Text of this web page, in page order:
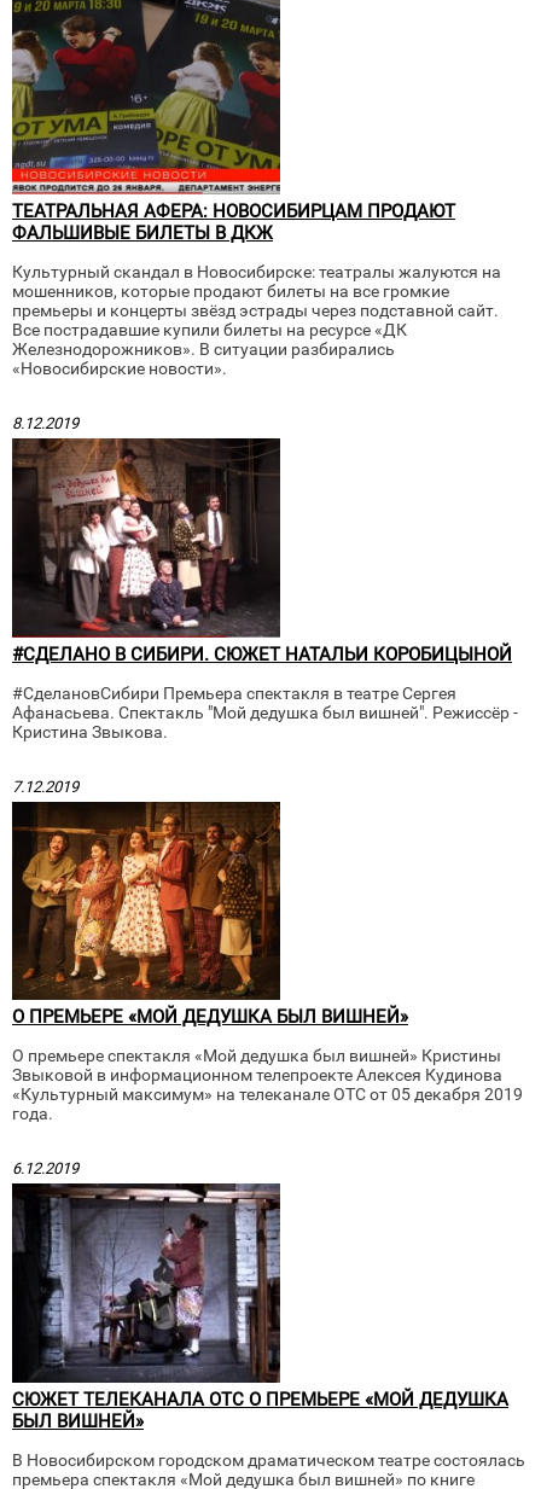
ТЕАТРАЛЬНАЯ АФЕРА: НОВОСИБИРЦАМ ПРОДАЮТ
ФАЛЬШИВЫЕ БИЛЕТЫ В ДКЖ
Культурный скандал в Новосибирске: театралы жалуются на
мошенников, которые продают билеты на все громкие
премьеры и концерты звёзд эстрады через подставной сайт.
Все пострадавшие купили билеты на ресурсе «ДК
Железнодорожников». В ситуации разбирались
«Новосибирские новости».
8.12.2019
#СДЕЛАНО В СИБИРИ. СЮЖЕТ НАТАЛЬИ КОРОБИЦЫНОЙ
#СделановСибири Премьера спектакля в театре Сергея
Афанасьева. Спектакль "Мой дедушка был вишней". Режиссёр -
Кристина Звыкова.
7.12.2019
О ПРЕМЬЕРЕ «МОЙ ДЕДУШКА БЫЛ ВИШНЕЙ»
О премьере спектакля «Мой дедушка был вишней» Кристины
Звыковой в информационном телепроекте Алексея Кудинова
«Культурный максимум» на телеканале ОТС от 05 декабря 2019
года.
6.12.2019
СЮЖЕТ ТЕЛЕКАНАЛА ОТС О ПРЕМЬЕРЕ «МОЙ ДЕДУШКА
БЫЛ ВИШНЕЙ»
В Новосибирском городском драматическом театре состоялась
премьера спектакля «Мой дедушка был вишней» по книге